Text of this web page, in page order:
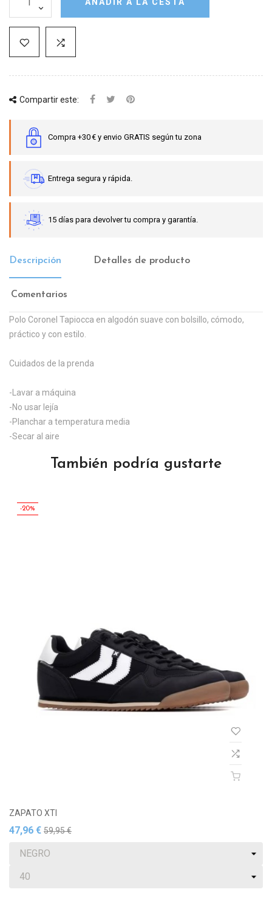
AÑADIR A LA CESTA
Compartir este:
Compra +30 € y envio GRATIS según tu zona
Entrega segura y rápida.
15 días para devolver tu compra y garantía.
Descripción Detalles de producto
Comentarios
Polo Coronel Tapiocca en algodón suave con bolsillo, cómodo,
práctico y con estilo.
Cuidados de la prenda
-Lavar a máquina
-No usar lejía
-Planchar a temperatura media
-Secar al aire
También podría gustarte
-20%
ZAPATO XTI
47,96 € 59,95 €